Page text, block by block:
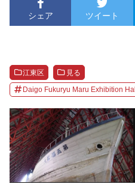
シェア ツイート
江東区 見る
Daigo Fukuryu Maru Exhibition Hall